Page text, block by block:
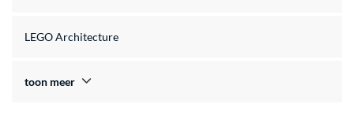
LEGO Architecture
toon meer